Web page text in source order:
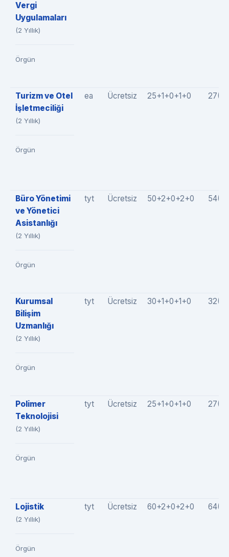
Vergi
Uygulamaları
(2 Yıllık)
Örgün
Turizm ve Otel
İşletmeciliği
(2 Yıllık)
Örgün
ea Ücretsiz 25+1+0+1+0
Büro Yönetimi
ve Yönetici
Asistanlığı
(2 Yıllık)
Örgün
tyt Ücretsiz 50+2+0+2+0
Kurumsal
Bilişim
Uzmanlığı
(2 Yıllık)
Örgün
tyt Ücretsiz 30+1+0+1+0
Polimer
Teknolojisi
(2 Yıllık)
Örgün
tyt Ücretsiz 25+1+0+1+0
Lojistik
(2 Yıllık)
Örgün
tyt Ücretsiz 60+2+0+2+0